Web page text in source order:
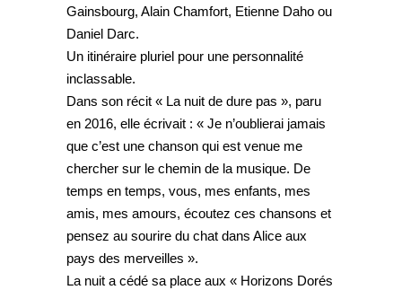
Gainsbourg, Alain Chamfort, Etienne Daho ou
Daniel Darc.
Un itinéraire pluriel pour une personnalité
inclassable.
Dans son récit « La nuit de dure pas », paru
en 2016, elle écrivait : « Je n’oublierai jamais
que c’est une chanson qui est venue me
chercher sur le chemin de la musique. De
temps en temps, vous, mes enfants, mes
amis, mes amours, écoutez ces chansons et
pensez au sourire du chat dans Alice aux
pays des merveilles ».
La nuit a cédé sa place aux « Horizons Dorés